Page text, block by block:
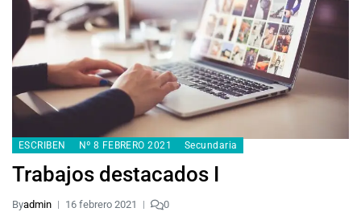
ESCRIBEN Nº 8 FEBRERO 2021 Secundaria
Trabajos destacados I
Byadmin 16 febrero 2021 0